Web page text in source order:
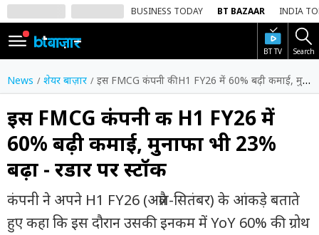
BUSINESS TODAY BT BAZAAR INDIA
BT TV Search
SIGN
IN
Dark
Mode
होम
शेयर
बाज़ार
वीडियो
News शेयर बाज़ार इस FMCG कंपनी की H1 FY26 में 60% बढ़ी कमाई, मुनाफा भी 23% बढ़ा - रडार पर स्टॉक
इस FMCG कंपनी की H1 FY26 में
60% बढ़ी कमाई, मुनाफा भी 23%
बढ़ा - रडार पर स्टॉक
कंपनी ने अपने H1 FY26 (अप्रैल-सितंबर) के आंकड़े बताते
हुए कहा कि इस दौरान उसकी इनकम में YoY 60% की ग्रोथ